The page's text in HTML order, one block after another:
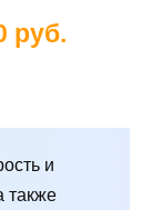
руб.
и
также